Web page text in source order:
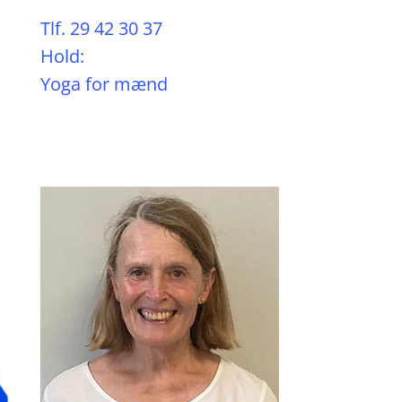
Tlf. 29 42 30 37
Hold:
Yoga for mænd